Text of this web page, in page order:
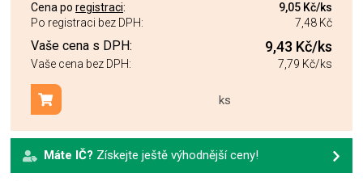
Cena po registraci: 9,05 Kč/ks
Po registraci bez DPH:
7,48 Kč
Vaše cena s DPH: 9,43 Kč/ks
Vaše cena bez DPH: 7,79 Kč/ks
ks
Přidat do košíku
Máte IČ? Získejte ještě výhodnější ceny!